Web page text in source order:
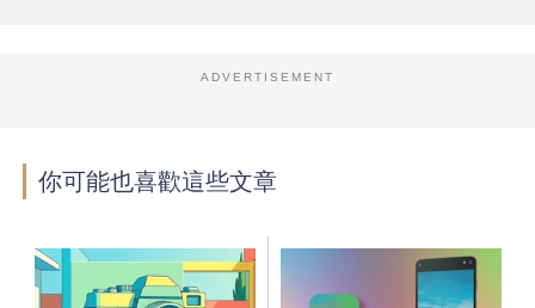
ADVERTISEMENT
你可能也喜歡這些文章